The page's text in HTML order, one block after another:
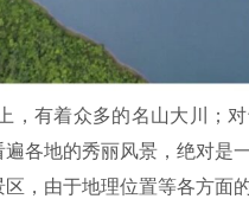
有着众多的名山大川；对
各地的秀丽风景，绝对是
，由于地理位置等各方面